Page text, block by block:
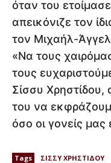
όταν του
απεικόνιζε τον
τον Μιχαήλ-
«Να τους
τους
Σίσσυ Χρηστίδου,
του να
όσο οι γονείς μας
Tags ΣΙΣΣΥ ΧΡΗΣΤΙΔΟΥ